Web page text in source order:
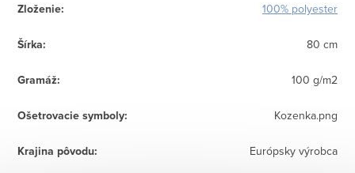
Zloženie: 100% polyester
Šírka: 80 cm
Gramáž: 100 g/m2
Ošetrovacie symboly: Kozenka.png
Krajina pôvodu: Európsky výrobca